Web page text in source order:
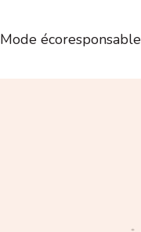
Mode écoresponsable